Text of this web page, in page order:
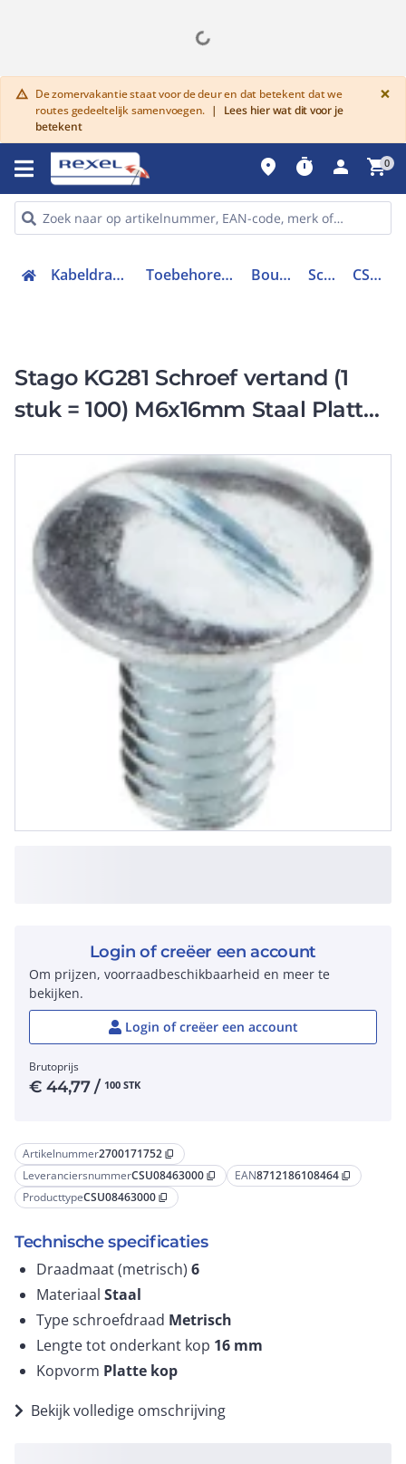
warning De zomervakantie staat voor de deur en dat betekent dat we
routes gedeeltelijk samenvoegen. |
Lees hier wat dit voor je
betekent
×
place timer person shopping_cart0
Kabeldraagsystemen en goten Toebehoren kabeldraagsystemen Bouten en nagels Schroef/bout CSU08463000
Stago KG281 Schroef vertand (1
stuk = 100) M6x16mm Staal Platte
Artikelnummer2700171752 content_copy
LeveranciersnummerCSU08463000 content_copy EAN8712186108464 content_copy
ProducttypeCSU08463000 content_copy
Technische specificaties
Draadmaat (metrisch) 6
Materiaal Staal
Type schroefdraad Metrisch
Lengte tot onderkant kop 16 mm
Kopvorm Platte kop
Bekijk volledige omschrijving
Login of creëer een account
Om prijzen, voorraadbeschikbaarheid en meer te
bekijken.
Login of creëer een account
Brutoprijs
€44,77/ 100 STK